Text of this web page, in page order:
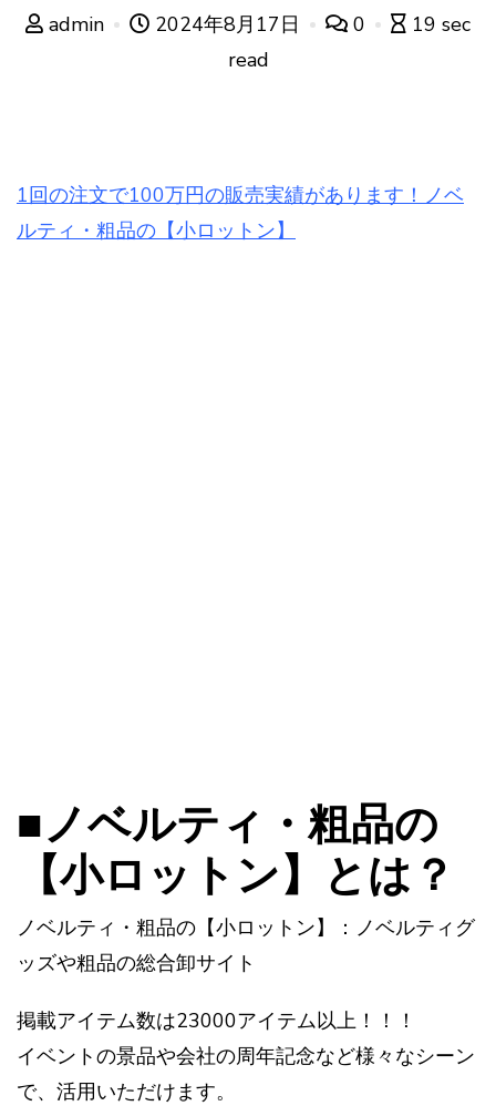
admin 2024年8月17日 0
19 sec
read
1回の注文で100万円の販売実績があります！ノベ
ルティ・粗品の【小ロットン】
■ノベルティ・粗品の
【小ロットン】とは？
ノベルティ・粗品の【小ロットン】：ノベルティグ
ッズや粗品の総合卸サイト
掲載アイテム数は23000アイテム以上！！！
イベントの景品や会社の周年記念など様々なシーン
で、活用いただけます。